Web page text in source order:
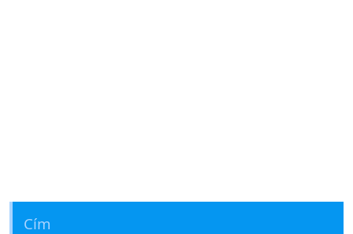
Cím